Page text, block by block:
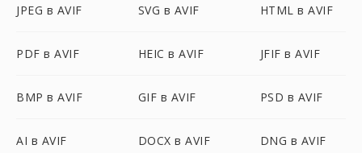
JPEG в AVIF SVG в AVIF HTML в AVIF
PDF в AVIF HEIC в AVIF JFIF в AVIF
BMP в AVIF GIF в AVIF PSD в AVIF
AI в AVIF DOCX в AVIF DNG в AVIF